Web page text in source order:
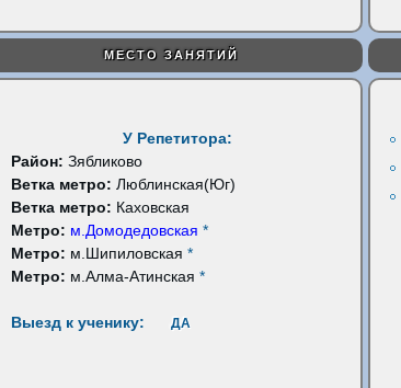
МЕСТО ЗАНЯТИЙ
У Репетитора:
Район: Зябликово
Ветка метро: Люблинская(Юг)
Ветка метро: Каховская
Метро: м.Домодедовская *
Метро: м.Шипиловская *
Метро: м.Алма-Атинская *
Выезд к ученику: ДА